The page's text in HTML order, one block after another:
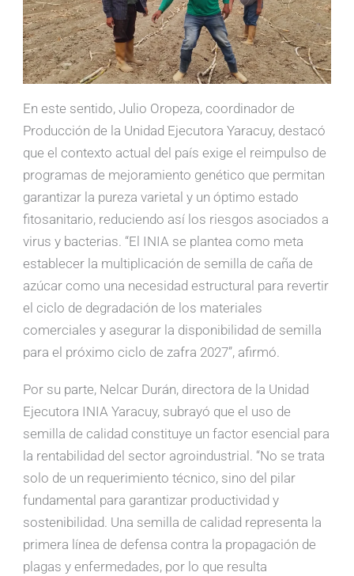
En este sentido, Julio Oropeza, coordinador de
Producción de la Unidad Ejecutora Yaracuy, destacó
que el contexto actual del país exige el reimpulso de
programas de mejoramiento genético que permitan
garantizar la pureza varietal y un óptimo estado
fitosanitario, reduciendo así los riesgos asociados a
virus y bacterias. “El INIA se plantea como meta
establecer la multiplicación de semilla de caña de
azúcar como una necesidad estructural para revertir
el ciclo de degradación de los materiales
comerciales y asegurar la disponibilidad de semilla
para el próximo ciclo de zafra 2027”, afirmó.
Por su parte, Nelcar Durán, directora de la Unidad
Ejecutora INIA Yaracuy, subrayó que el uso de
semilla de calidad constituye un factor esencial para
la rentabilidad del sector agroindustrial. “No se trata
solo de un requerimiento técnico, sino del pilar
fundamental para garantizar productividad y
sostenibilidad. Una semilla de calidad representa la
primera línea de defensa contra la propagación de
plagas y enfermedades, por lo que resulta